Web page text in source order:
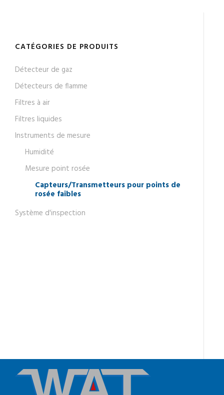
CATÉGORIES DE PRODUITS
Détecteur de gaz
Détecteurs de flamme
Filtres à air
Filtres liquides
Instruments de mesure
Humidité
Mesure point rosée
Capteurs/Transmetteurs pour points de
rosée faibles
Système d'inspection